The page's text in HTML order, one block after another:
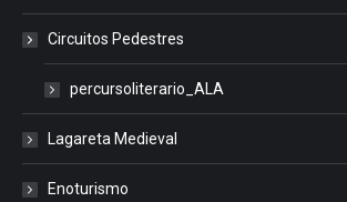
Circuitos Pedestres
percursoliterario_ALA
Lagareta Medieval
Enoturismo